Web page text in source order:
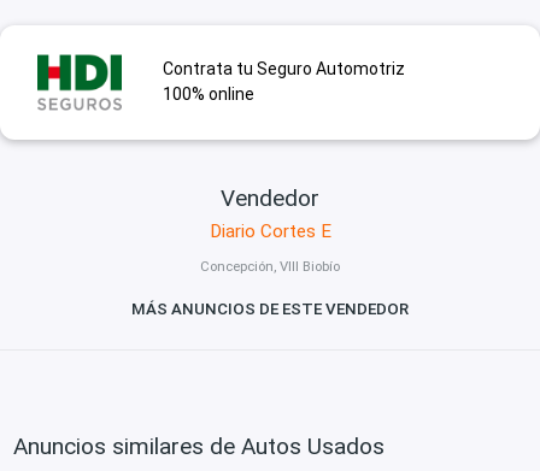
Contrata tu Seguro Automotriz
100% online
Vendedor
Diario Cortes E
Concepción, VIII Biobío
MÁS ANUNCIOS DE ESTE VENDEDOR
Anuncios similares de Autos Usados